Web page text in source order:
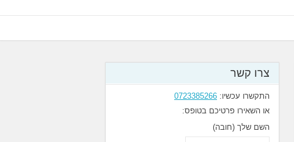
צרו קשר
התקשרו עכשיו: 0723385266
או השאירו פרטיכם בטופס:
השם שלך (חובה)